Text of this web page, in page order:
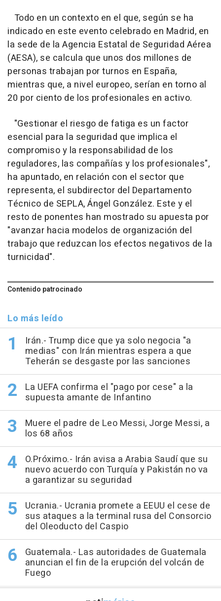
Todo en un contexto en el que, según se ha
indicado en este evento celebrado en Madrid, en
la sede de la Agencia Estatal de Seguridad Aérea
(AESA), se calcula que unos dos millones de
personas trabajan por turnos en España,
mientras que, a nivel europeo, serían en torno al
20 por ciento de los profesionales en activo.
"Gestionar el riesgo de fatiga es un factor
esencial para la seguridad que implica el
compromiso y la responsabilidad de los
reguladores, las compañías y los profesionales",
ha apuntado, en relación con el sector que
representa, el subdirector del Departamento
Técnico de SEPLA, Ángel González. Este y el
resto de ponentes han mostrado su apuesta por
"avanzar hacia modelos de organización del
trabajo que reduzcan los efectos negativos de la
turnicidad".
Contenido patrocinado
Lo más leído
Irán.- Trump dice que ya solo negocia "a
medias" con Irán mientras espera a que
Teherán se desgaste por las sanciones
La UEFA confirma el "pago por cese" a la
supuesta amante de Infantino
Muere el padre de Leo Messi, Jorge Messi, a
los 68 años
O.Próximo.- Irán avisa a Arabia Saudí que su
nuevo acuerdo con Turquía y Pakistán no va
a garantizar su seguridad
Ucrania.- Ucrania promete a EEUU el cese de
sus ataques a la terminal rusa del Consorcio
del Oleoducto del Caspio
Guatemala.- Las autoridades de Guatemala
anuncian el fin de la erupción del volcán de
Fuego